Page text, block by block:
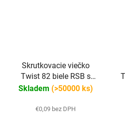
Skrutkovacie viečko
Twist 82 biele RSB s
klipom steril
Skladem (>50000 ks)
€0,09 bez DPH